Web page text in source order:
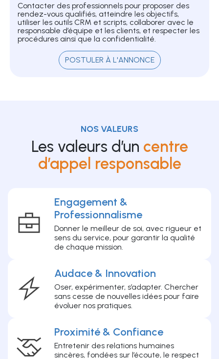
Contacter des professionnels pour proposer des
rendez-vous qualifiés, atteindre les objectifs,
utiliser les outils CRM et scripts, collaborer avec le
responsable d’équipe et les clients, et respecter les
procédures ainsi que la confidentialité.
POSTULER À L'ANNONCE
NOS VALEURS
Les valeurs d’un centre
d’appel responsable
Engagement &
Professionnalisme
Donner le meilleur de soi, avec rigueur et
sens du service, pour garantir la qualité
de chaque mission.
Audace & Innovation
Oser, expérimenter, s’adapter. Chercher
sans cesse de nouvelles idées pour faire
évoluer nos pratiques.
Proximité & Confiance
Entretenir des relations humaines
sincères, fondées sur l’écoute, le respect